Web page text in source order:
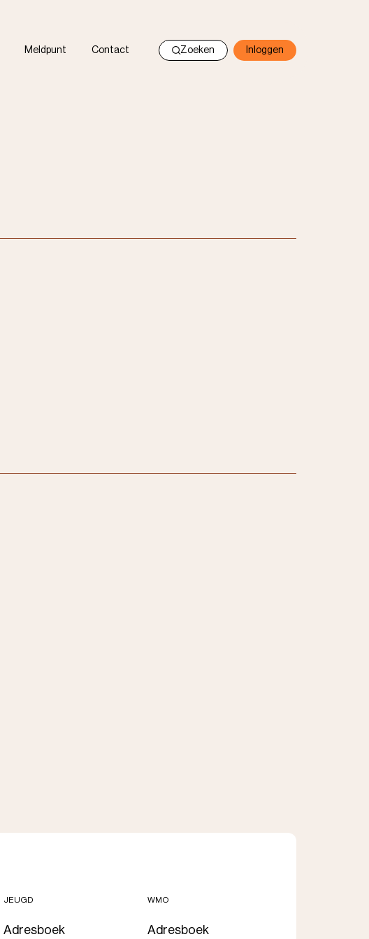
Meldpunt Contact Zoeken Inloggen
JEUGD
Adresboek
WMO
Adresboek